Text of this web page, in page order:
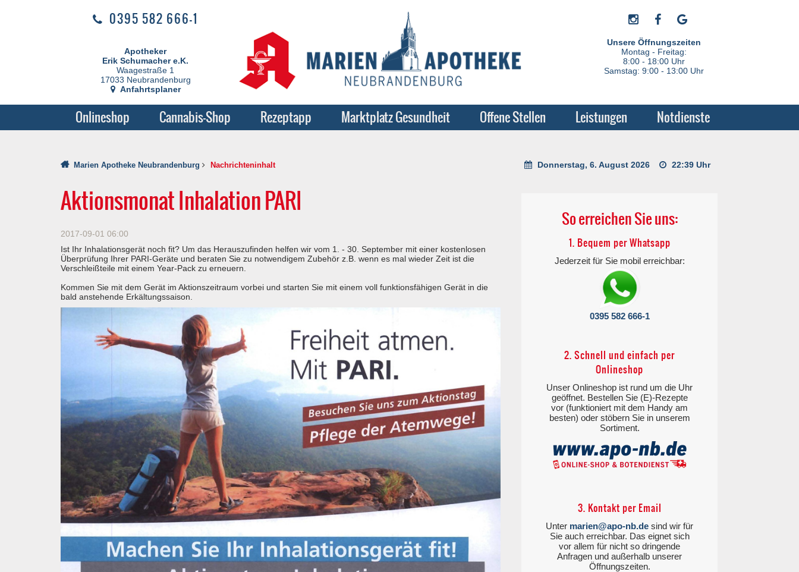
0395 582 666-1
Apotheker
Erik Schumacher e.K.
Waagestraße 1
17033 Neubrandenburg
Anfahrtsplaner
Unsere Öffnungszeiten
Montag - Freitag:
8:00 - 18:00 Uhr
Samstag: 9:00 - 13:00 Uhr
Onlineshop Cannabis-Shop Rezeptapp Marktplatz Gesundheit Offene Stellen Leistungen Notdienste
Marien Apotheke Neubrandenburg Nachrichteninhalt Donnerstag, 6. August 2026 22:39 Uhr
Aktionsmonat Inhalation PARI
2017-09-01 06:00
Ist Ihr Inhalationsgerät noch fit? Um das Herauszufinden helfen wir vom 1. - 30. September mit einer kostenlosen
Überprüfung Ihrer PARI-Geräte und beraten Sie zu notwendigem Zubehör z.B. wenn es mal wieder Zeit ist die
Verschleißteile mit einem Year-Pack zu erneuern.
Kommen Sie mit dem Gerät im Aktionszeitraum vorbei und starten Sie mit einem voll funktionsfähigen Gerät in die
bald anstehende Erkältungssaison.
So erreichen Sie uns:
1. Bequem per Whatsapp
Jederzeit für Sie mobil erreichbar:
0395 582 666-1
2. Schnell und einfach per
Onlineshop
Unser Onlineshop ist rund um die Uhr
geöffnet. Bestellen Sie (E)-Rezepte
vor (funktioniert mit dem Handy am
besten) oder stöbern Sie in unserem
Sortiment.
3. Kontakt per Email
Unter marien@apo-nb.de sind wir für
Sie auch erreichbar. Das eignet sich
vor allem für nicht so dringende
Anfragen und außerhalb unserer
Öffnungszeiten.